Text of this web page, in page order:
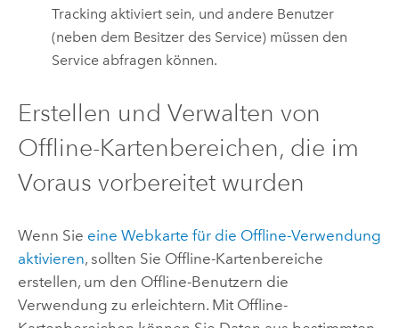
Tracking aktiviert sein, und andere Benutzer
(neben dem Besitzer des Service) müssen den
Service abfragen können.
Erstellen und Verwalten von
Offline-Kartenbereichen, die im
Voraus vorbereitet wurden
Wenn Sie eine Webkarte für die Offline-Verwendung
aktivieren, sollten Sie Offline-Kartenbereiche
erstellen, um den Offline-Benutzern die
Verwendung zu erleichtern. Mit Offline-